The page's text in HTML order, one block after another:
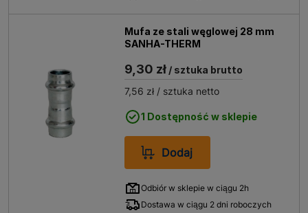
Mufa ze stali węglowej 28 mm
SANHA-THERM
9,30 zł / sztuka brutto
7,56 zł / sztuka netto
1 Dostępność w sklepie
Dodaj
Odbiór w sklepie w ciągu 2h
Dostawa w ciągu 2 dni roboczych